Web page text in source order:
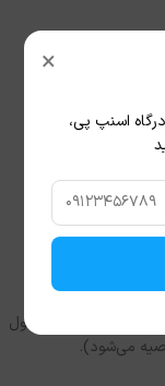
پوست سر.
وز شدن بدون ایجاد
هستند.
است.
هستند.
از هیچ‌گونه محصول
می‌شود).
×
تومانی درگاه اسنپ پی،